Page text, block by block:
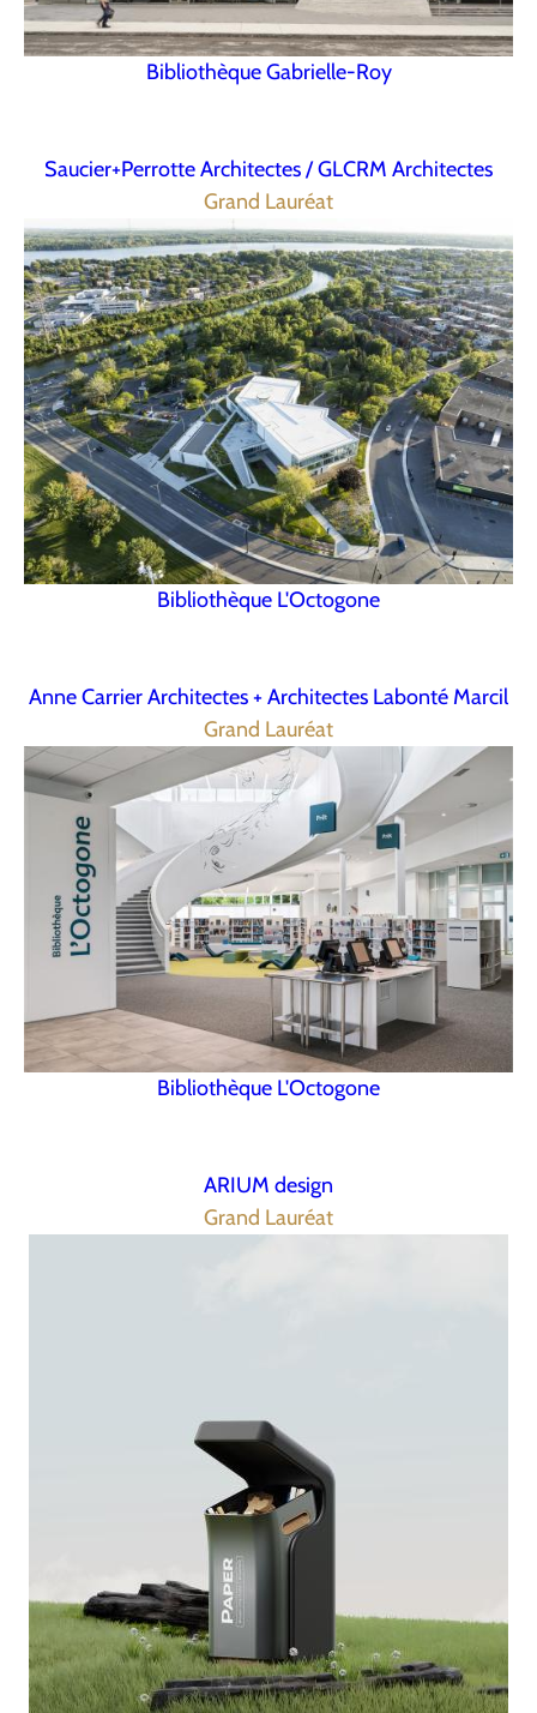
Bibliothèque Gabrielle-Roy
Saucier+Perrotte Architectes / GLCRM Architectes
Grand Lauréat
Bibliothèque L'Octogone
Anne Carrier Architectes + Architectes Labonté Marcil
Grand Lauréat
Bibliothèque L'Octogone
ARIUM design
Grand Lauréat